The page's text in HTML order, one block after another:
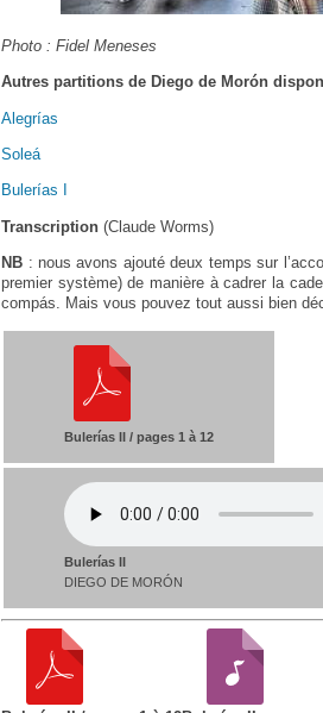
Photo : Fidel Meneses
Autres partitions de Diego de Morón
Alegrías
Soleá
Bulerías I
Transcription (Claude Worms)
NB : nous avons ajouté deux temps sur
premier système) de manière à cadrer la
compás. Mais vous pouvez tout aussi bien
Bulerías II / pages 1 à 12
Bulerías II
DIEGO DE MORÓN